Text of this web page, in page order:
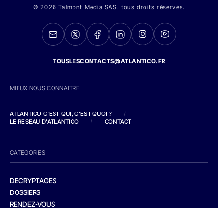
© 2026 Talmont Media SAS. tous droits réservés.
TOUSLESCONTACTS@ATLANTICO.FR
MIEUX NOUS CONNAITRE
ATLANTICO C'EST QUI, C'EST QUOI ?
/
LE RESEAU D'ATLANTICO
/ CONTACT
CATEGORIES
DECRYPTAGES
DOSSIERS
RENDEZ-VOUS